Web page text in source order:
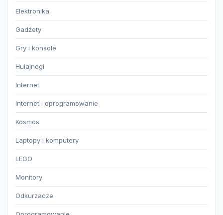
Elektronika
Gadżety
Gry i konsole
Hulajnogi
Internet
Internet i oprogramowanie
Kosmos
Laptopy i komputery
LEGO
Monitory
Odkurzacze